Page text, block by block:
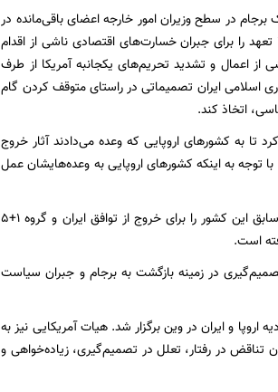
مشترک برجام در سطح وزیران امور خارجه اعضای باقی‌مانده در
این توافق فعال کرد. در نتیجه این نشست، طرف‌های عضو برجام با صدور بیانیه‌ای، ۱۱ تعهد را برای جبران خسارت‌های اقتصادی ناشی از اقدام
از اعمال و تشدید تحریم‌های یکجانبه آمریکا از طرف
اسلامی ایران تصمیماتی در راستای متوقف کردن گام
تا به کشورهای اروپایی که وعده می‌دادند آثار خروج
توجه به اینکه کشورهای اروپایی به وعده‌هایشان عمل
دولت دموکرات جو بایدن پس از روی کار آمدن در ژانویه ۲۰۲۱، اقدام یکجانبه دولت سابق این کشور را برای خروج از توافق ایران و گروه ۱+۵
است.
در زمینه بازگشت به برجام و جبران سیاست
سرگیری اجرای برجام در هشت دور با حضور نمایندگان گروه ۱+۴، اتحادیه اروپا و ایران در وین برگزار شد. هیات آمریکایی نیز به
در رفتار، تعلل در تصمیم‌گیری، زیاده‌خواهی و